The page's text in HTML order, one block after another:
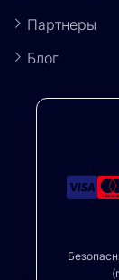
Стать агентом
Партнеры